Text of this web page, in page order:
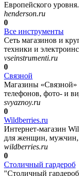
Европейского
henderson.ru
0
Все инструменты
Сеть магазинов и
техники и
vseinstrumenti.ru
0
Связной
Магазины «Связной»
телефонов, фото- и
svyaznoy.ru
0
Wildberries.ru
Интернет-магазин
для женщин, мужчин,
wildberries.ru
0
Столичный гардероб
"Столичный